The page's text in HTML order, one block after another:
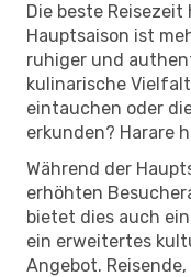
Die beste
Hauptsaison ist
ruhiger und
kulinarische
eintauchen oder
erkunden? Harare
Während der
erhöhten
bietet dies auch
ein erweitertes
Angebot.